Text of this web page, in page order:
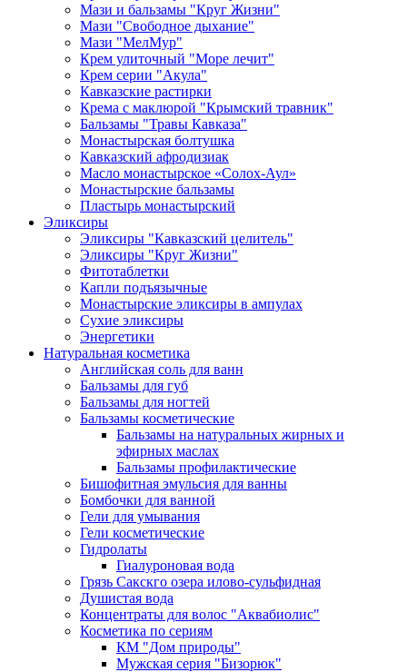
Мази и бальзамы "Круг Жизни"
Мази "Свободное дыхание"
Мази "МелМур"
Крем улиточный "Море лечит"
Крем серии "Акула"
Кавказские растирки
Крема с маклюрой "Крымский травник"
Бальзамы "Травы Кавказа"
Монастырская болтушка
Кавказский афродизиак
Масло монастырское «Солох-Аул»
Монастырские бальзамы
Пластырь монастырский
Эликсиры
Эликсиры "Кавказский целитель"
Эликсиры "Круг Жизни"
Фитотаблетки
Капли подъязычные
Монастырские эликсиры в ампулах
Сухие эликсиры
Энергетики
Натуральная косметика
Английская соль для ванн
Бальзамы для губ
Бальзамы для ногтей
Бальзамы косметические
Бальзамы на натуральных жирных и
эфирных маслах
Бальзамы профилактические
Бишофитная эмульсия для ванны
Бомбочки для ванной
Гели для умывания
Гели косметические
Гидролаты
Гиалуроновая вода
Грязь Сакскго озера илово-сульфидная
Душистая вода
Концентраты для волос "Аквабиолис"
Косметика по сериям
КМ "Дом природы"
Мужская серия "Бизорюк"